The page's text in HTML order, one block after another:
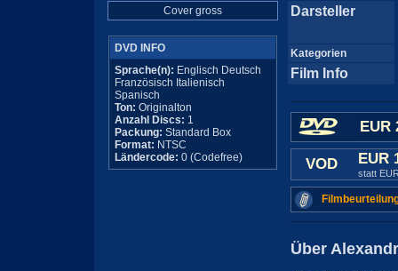
Cover gross
DVD INFO
Sprache(n): Englisch Deutsch
Französisch Italienisch
Spanisch
Ton: Originalton
Anzahl Discs: 1
Packung: Standard Box
Format: NTSC
Ländercode: 0 (Codefree)
Darsteller
Kategorien
Film Info
EUR
VOD EUR
statt
Über